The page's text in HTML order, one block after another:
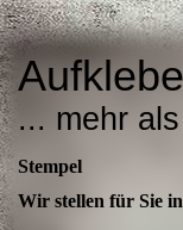
... mehr
Stempel
Wir stellen für Sie